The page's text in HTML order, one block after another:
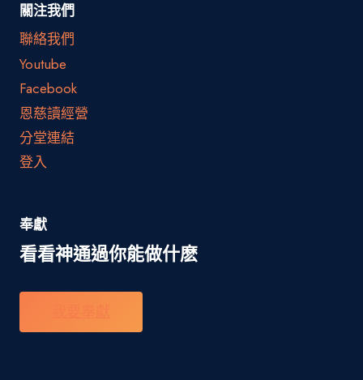
關注我們
聯絡我們
Youtube
Facebook
恩慈讀經營
分堂連結
登入
奉獻
看看神通過你能做什麽